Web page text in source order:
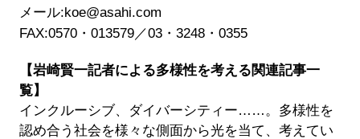
メール:koe@asahi.com
FAX:0570・013579／03・3248・0355
【岩崎賢一記者による多様性を考える関連記事一
覧】
インクルーシブ、ダイバーシティー……。多様性を
認め合う社会を様々な側面から光を当て、考えてい